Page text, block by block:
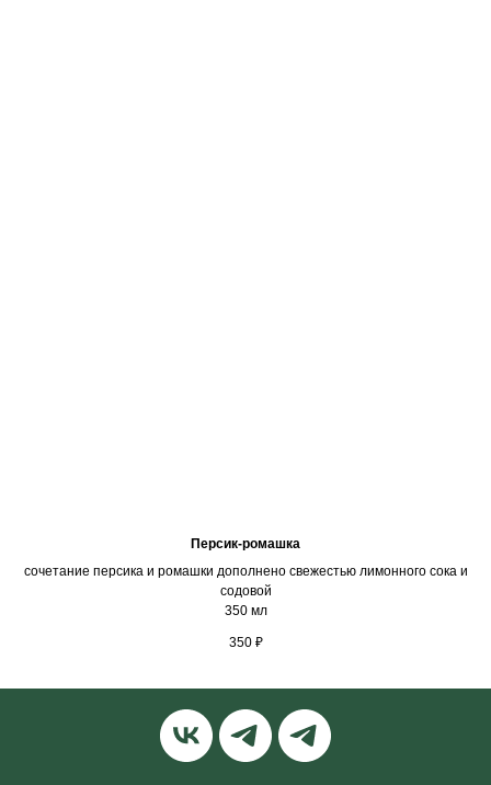
Персик-ромашка
сочетание персика и ромашки дополнено свежестью лимонного сока и
содовой
350 мл
350 ₽